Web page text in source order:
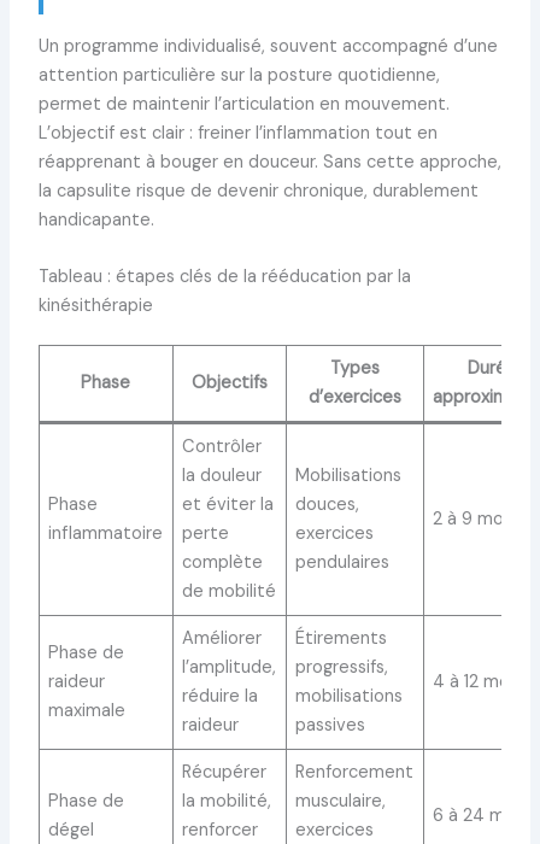
Un programme individualisé, souvent accompagné d’une
attention particulière sur la posture quotidienne,
permet de maintenir l’articulation en mouvement.
L’objectif est clair : freiner l’inflammation tout en
réapprenant à bouger en douceur. Sans cette approche,
la capsulite risque de devenir chronique, durablement
handicapante.
Tableau : étapes clés de la rééducation par la
kinésithérapie
Phase Objectifs
Types
d’exercices
Durée
Phase
inflammatoire
Contrôler
la douleur
et éviter la
perte
complète
de mobilité
Mobilisations
douces,
exercices
pendulaires
2 à 9 mois
Phase de
raideur
maximale
Améliorer
l’amplitude,
réduire la
raideur
Étirements
progressifs,
mobilisations
passives
4 à 12 mois
Phase de
dégel
Récupérer
la mobilité,
renforcer
Renforcement
musculaire,
exercices
6 à 24 mois